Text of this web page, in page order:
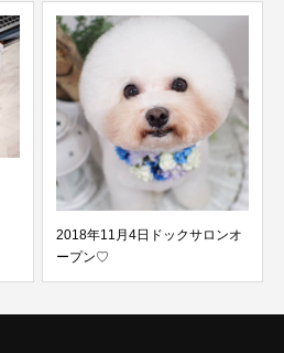
2018年11月4日ドックサロンオ
ープン♡